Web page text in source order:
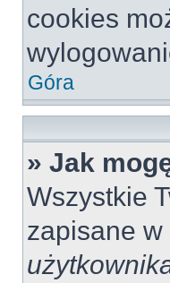
cookies
Góra
» Jak
Wszystkie
zapisane